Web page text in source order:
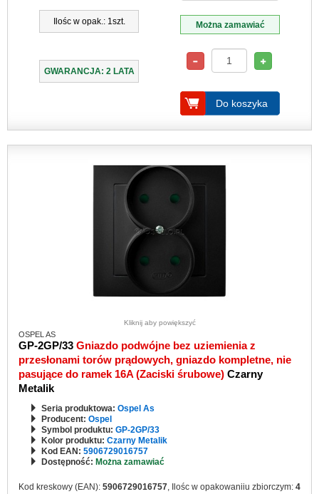
Ilośc w opak.: 1szt.
GWARANCJA: 2 LATA
Można zamawiać
Do koszyka
Kliknij aby powiększyć
OSPEL AS
GP-2GP/33 Gniazdo podwójne bez uziemienia z
przesłonami torów prądowych, gniazdo kompletne, nie
pasujące do ramek 16A (Zaciski śrubowe) Czarny
Metalik
Seria produktowa: Ospel As
Producent: Ospel
Symbol produktu: GP-2GP/33
Kolor produktu: Czarny Metalik
Kod EAN: 5906729016757
Dostępność: Można zamawiać
Kod kreskowy (EAN): 5906729016757, Ilośc w opakowaniiu zbiorczym: 4